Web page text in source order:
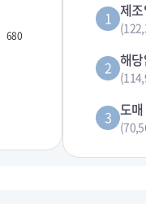
680
1 제
2 해
3 도